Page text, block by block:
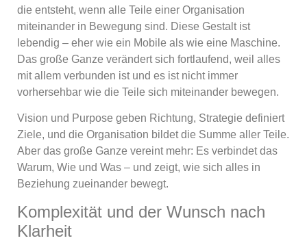
die entsteht, wenn alle Teile einer Organisation
miteinander in Bewegung sind. Diese Gestalt ist
lebendig – eher wie ein Mobile als wie eine Maschine.
Das große Ganze verändert sich fortlaufend, weil alles
mit allem verbunden ist und es ist nicht immer
vorhersehbar wie die Teile sich miteinander bewegen.
Vision und Purpose geben Richtung, Strategie definiert
Ziele, und die Organisation bildet die Summe aller Teile.
Aber das große Ganze vereint mehr: Es verbindet das
Warum, Wie und Was – und zeigt, wie sich alles in
Beziehung zueinander bewegt.
Komplexität und der Wunsch nach
Klarheit